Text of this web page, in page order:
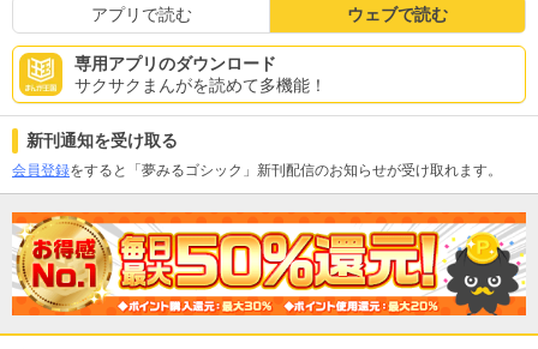
アプリで読む ウェブで読む
専用アプリのダウンロード
サクサクまんがを読めて多機能！
新刊通知を受け取る
会員登録をすると「夢みるゴシック」新刊配信のお知らせが受け取れます。